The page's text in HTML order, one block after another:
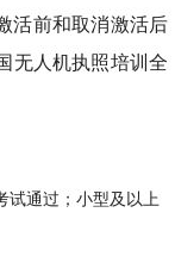
活前和取消激活后
无人机执照培训全
试通过；小型及以上